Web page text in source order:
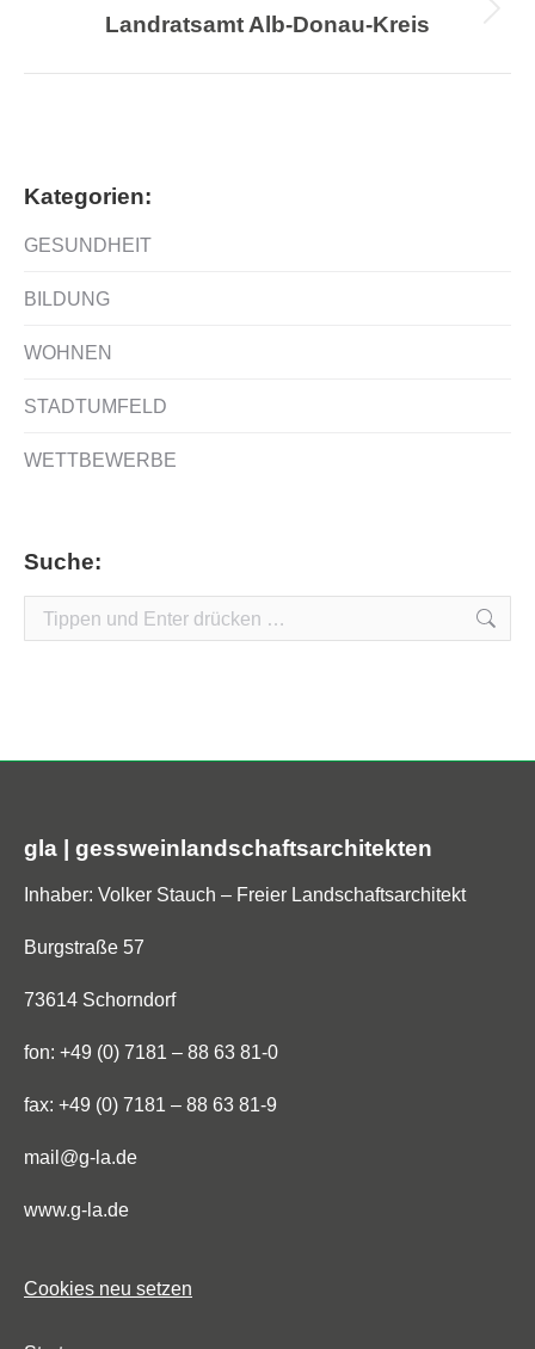
Next
Landratsamt Alb-Donau-Kreis
Kategorien:
GESUNDHEIT
BILDUNG
WOHNEN
STADTUMFELD
WETTBEWERBE
Suche:
Search:
gla | gessweinlandschaftsarchitekten
Inhaber: Volker Stauch – Freier Landschaftsarchitekt
Burgstraße 57
73614 Schorndorf
fon: +49 (0) 7181 – 88 63 81-0
fax: +49 (0) 7181 – 88 63 81-9
mail@g-la.de
www.g-la.de
Cookies neu setzen